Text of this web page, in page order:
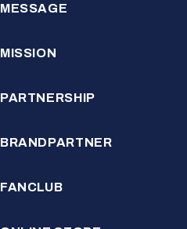
MESSAGE
MISSION
PARTNERSHIP
BRANDPARTNER
FANCLUB